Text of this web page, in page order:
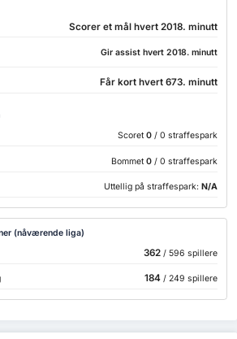
Scorer et mål hvert 2018. minutt
Gir assist hvert 2018. minutt
Får kort hvert 673. minutt
Scoret 0 / 0 straffespark
Bommet 0 / 0 straffespark
Uttellig på straffespark: N/A
(nåværende liga)
362/ 596 spillere
184/ 249 spillere